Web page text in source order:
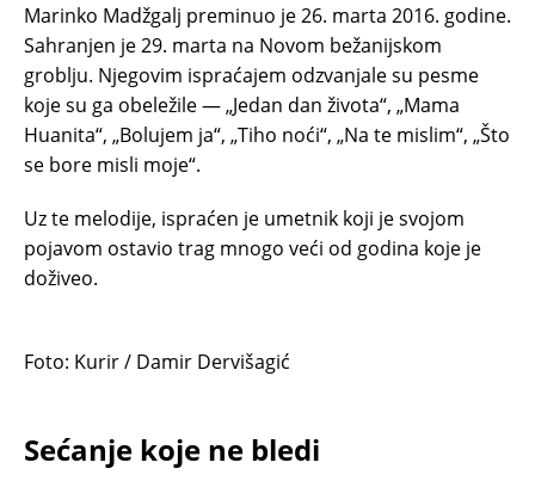
Marinko Madžgalj preminuo je 26. marta 2016. godine.
Sahranjen je 29. marta na Novom bežanijskom
groblju. Njegovim ispraćajem odzvanjale su pesme
koje su ga obeležile — „Jedan dan života“, „Mama
Huanita“, „Bolujem ja“, „Tiho noći“, „Na te mislim“, „Što
se bore misli moje“.
Uz te melodije, ispraćen je umetnik koji je svojom
pojavom ostavio trag mnogo veći od godina koje je
doživeo.
Foto: Kurir / Damir Dervišagić
Sećanje koje ne bledi